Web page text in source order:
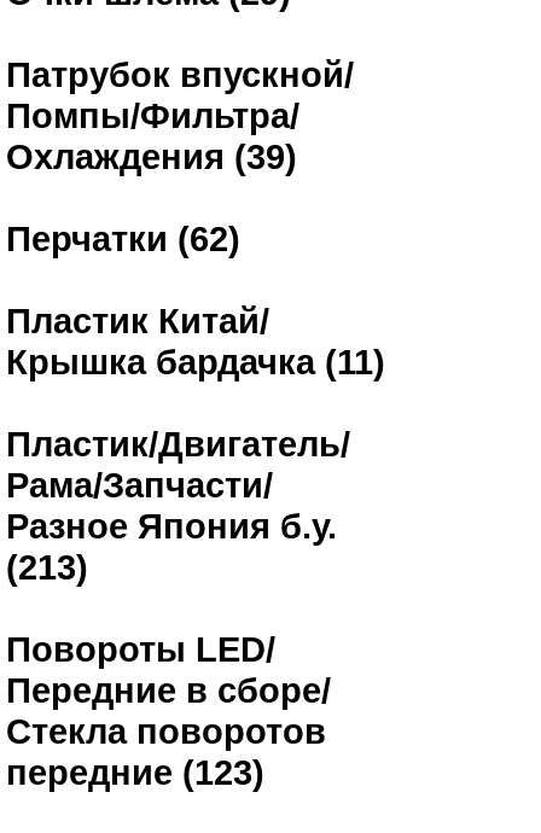
Патрубок впускной/
Помпы/Фильтра/
Охлаждения (39)
Перчатки (62)
Пластик Китай/
Крышка бардачка (11)
Пластик/Двигатель/
Рама/Запчасти/
Разное Япония б.у.
(213)
Повороты LED/
Передние в сборе/
Стекла поворотов
передние (123)